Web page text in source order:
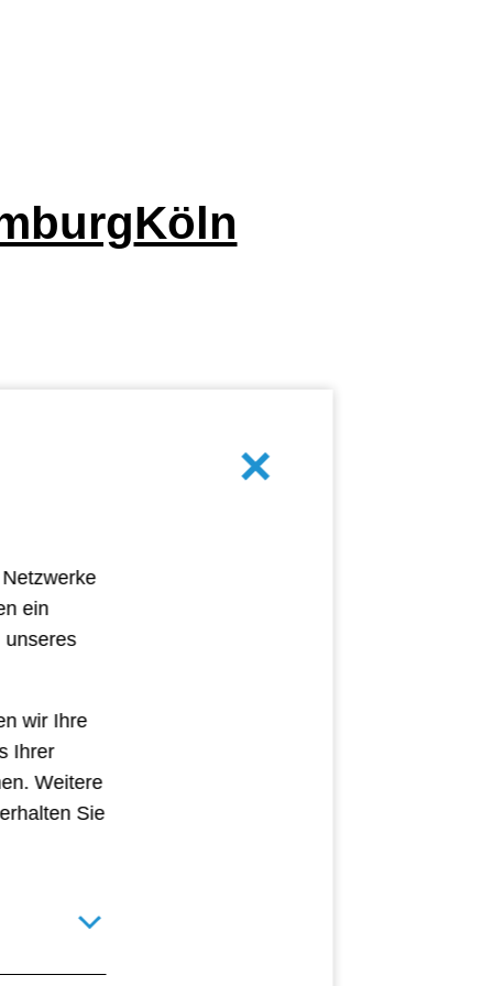
Köln
Abbrechen
ein
unseres
wir Ihre
Ihrer
Weitere
Sie
Details für technisch notwendige Cookies umschalten